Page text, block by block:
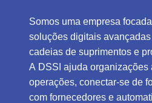
Somos uma empresa
soluções digitais
cadeias de suprimentos e
A DSSI ajuda organizações
operações, conectar-se de
com fornecedores e